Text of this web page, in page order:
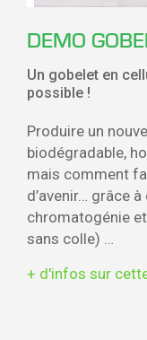
DEMO
Un gobelet en
possible !
Produire un
biodégradable,
mais comment
d’avenir… grâce
chromatogénie
sans colle) …
+ d'infos sur